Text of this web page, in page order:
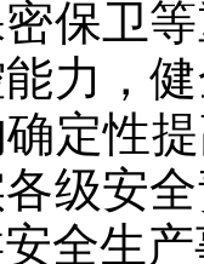
保卫
力，
定性
级安
全生